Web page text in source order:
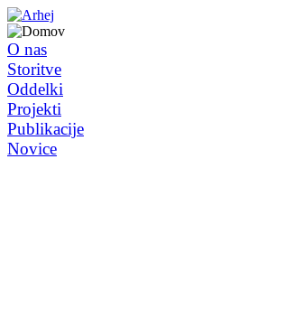
O nas
Storitve
Oddelki
Projekti
Publikacije
Novice